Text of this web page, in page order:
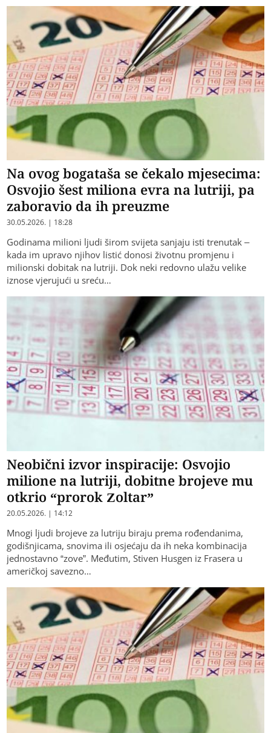
Na ovog bogataša se čekalo mjesecima:
Osvojio šest miliona evra na lutriji, pa
zaboravio da ih preuzme
30.05.2026. | 18:28
Godinama milioni ljudi širom svijeta sanjaju isti trenutak –
kada im upravo njihov listić donosi životnu promjenu i
milionski dobitak na lutriji. Dok neki redovno ulažu velike
iznose vjerujući u sreću…
Neobični izvor inspiracije: Osvojio
milione na lutriji, dobitne brojeve mu
otkrio “prorok Zoltar”
20.05.2026. | 14:12
Mnogi ljudi brojeve za lutriju biraju prema rođendanima,
godišnjicama, snovima ili osjećaju da ih neka kombinacija
jednostavno “zove”. Međutim, Stiven Husgen iz Frasera u
američkoj savezno…